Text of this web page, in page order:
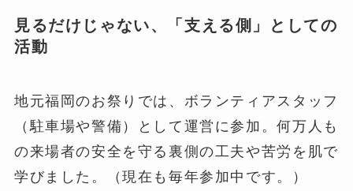
見るだけじゃない、「支える側」としての
活動
地元福岡のお祭りでは、ボランティアスタッフ
（駐車場や警備）として運営に参加。何万人も
の来場者の安全を守る裏側の工夫や苦労を肌で
学びました。（現在も毎年参加中です。）